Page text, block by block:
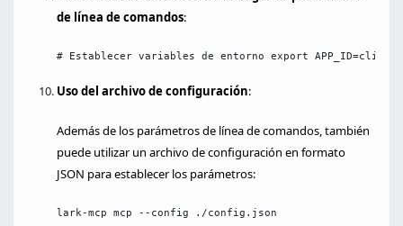
de línea de comandos:
# Establecer variables de entorno export
Uso del archivo de configuración:
Además de los parámetros de línea de comandos, también
puede utilizar un archivo de configuración en formato
JSON para establecer los parámetros:
lark-mcp mcp --config ./config.json